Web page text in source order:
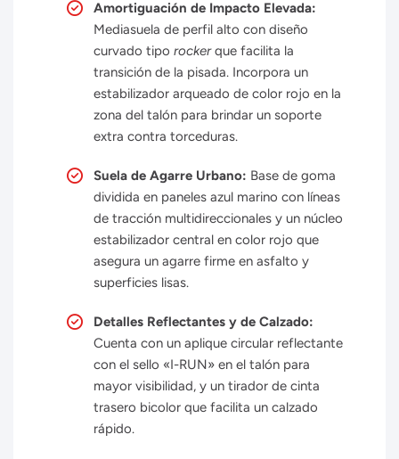
Amortiguación de Impacto Elevada:
Mediasuela de perfil alto con diseño
curvado tipo rockerque facilita la
transición de la pisada. Incorpora un
estabilizador arqueado de color rojo en la
zona del talón para brindar un soporte
extra contra torceduras.
Suela de Agarre Urbano: Base de goma
dividida en paneles azul marino con líneas
de tracción multidireccionales y un núcleo
estabilizador central en color rojo que
asegura un agarre firme en asfalto y
superficies lisas.
Detalles Reflectantes y de Calzado:
Cuenta con un aplique circular reflectante
con el sello «I-RUN» en el talón para
mayor visibilidad, y un tirador de cinta
trasero bicolor que facilita un calzado
rápido.